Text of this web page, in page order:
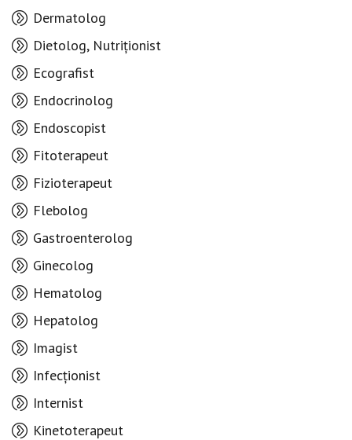
Dermatolog
Dietolog, Nutriționist
Ecografist
Endocrinolog
Endoscopist
Fitoterapeut
Fizioterapeut
Flebolog
Gastroenterolog
Ginecolog
Hematolog
Hepatolog
Imagist
Infecționist
Internist
Kinetoterapeut